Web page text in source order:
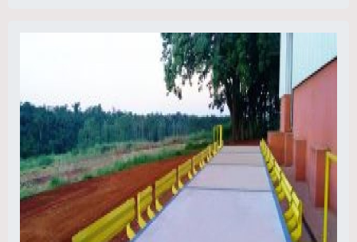
fornecimento e instalação de software
rodoviárias. automação de balanças
industriais ,atualização tecnológica de
balanças rodoviárias e em geral.